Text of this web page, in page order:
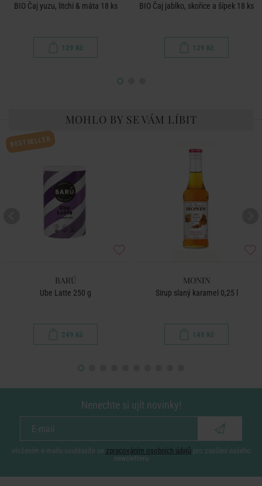
BIO Čaj yuzu, litchi & máta 18 ks
129 Kč
BIO Čaj jablko, skořice a šípek 18 ks
129 Kč
MOHLO BY SE VÁM LÍBIT
BESTSELLER
BARÚ
Ube Latte 250 g
249 Kč
MONIN
Sirup slaný karamel 0,25 l
149 Kč
Nenechte si ujít novinky!
vložením e-mailu souhlasíte se zpracováním osobních údajů pro zasílání našeho
newsletteru